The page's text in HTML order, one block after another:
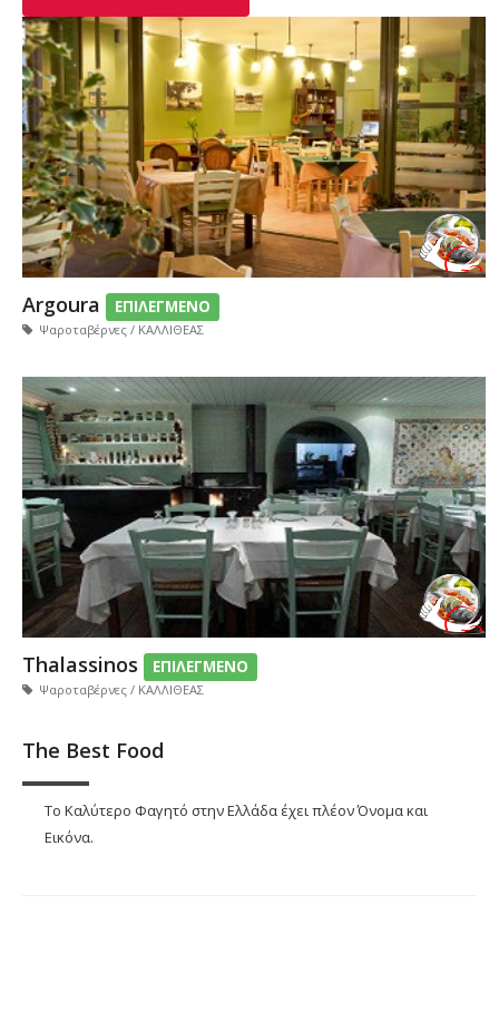
Argoura ΕΠΙΛΕΓΜΕΝΟ
Ψαροταβέρνες / ΚΑΛΛΙΘΕΑΣ
Thalassinos ΕΠΙΛΕΓΜΕΝΟ
Ψαροταβέρνες / ΚΑΛΛΙΘΕΑΣ
The Best Food
Το Καλύτερο Φαγητό στην Ελλάδα έχει πλέον Όνομα και
Εικόνα.